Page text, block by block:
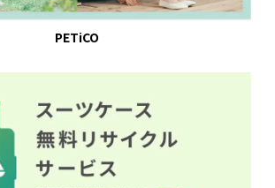
PETiCO